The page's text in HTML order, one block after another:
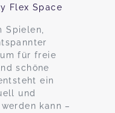
Flex Space
Spielen,
für freie
schöne
ein
und
kann –